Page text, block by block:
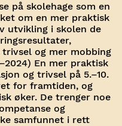
på skolehage som en
om en mer praktisk
utvikling i skolen de
og mer mobbing
En mer praktisk
og trivsel på 5.–10.
for framtiden, og
øker. De trenger noe
og
samfunnet i rett